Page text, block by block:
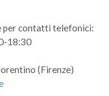
per contatti telefonici:
18:30
(Firenze)